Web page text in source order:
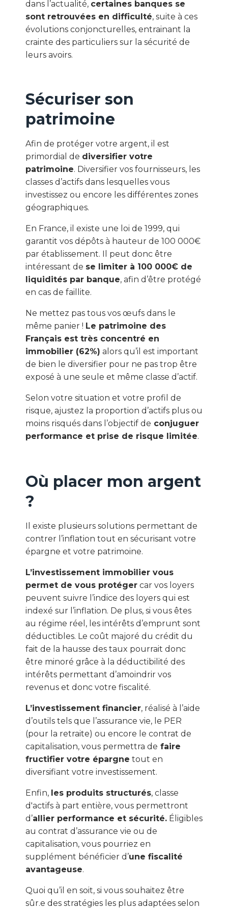
dans l’actualité, certaines banques se
sont retrouvées en difficulté, suite à ces
évolutions conjoncturelles, entrainant la
crainte des particuliers sur la sécurité de
leurs avoirs.
Sécuriser son
patrimoine
Afin de protéger votre argent, il est
primordial de diversifier votre
patrimoine. Diversifier vos fournisseurs, les
classes d’actifs dans lesquelles vous
investissez ou encore les différentes zones
géographiques.
En France, il existe une loi de 1999, qui
garantit vos dépôts à hauteur de 100 000€
par établissement. Il peut donc être
intéressant de se limiter à 100 000€ de
liquidités par banque, afin d’être protégé
en cas de faillite.
Ne mettez pas tous vos œufs dans le
même panier ! Le patrimoine des
Français est très concentré en
immobilier (62%) alors qu’il est important
de bien le diversifier pour ne pas trop être
exposé à une seule et même classe d’actif.
Selon votre situation et votre profil de
risque, ajustez la proportion d’actifs plus ou
moins risqués dans l’objectif de conjuguer
performance et prise de risque limitée.
Où placer mon argent
?
Il existe plusieurs solutions permettant de
contrer l’inflation tout en sécurisant votre
épargne et votre patrimoine.
L’investissement immobilier vous
permet de vous protéger car vos loyers
peuvent suivre l’indice des loyers qui est
indexé sur l’inflation. De plus, si vous êtes
au régime réel, les intérêts d’emprunt sont
déductibles. Le coût majoré du crédit du
fait de la hausse des taux pourrait donc
être minoré grâce à la déductibilité des
intérêts permettant d’amoindrir vos
revenus et donc votre fiscalité.
L’investissement financier, réalisé à l’aide
d’outils tels que l’assurance vie, le PER
(pour la retraite) ou encore le contrat de
capitalisation, vous permettra de faire
fructifier votre épargne tout en
diversifiant votre investissement.
Enfin, les produits structurés, classe
d'actifs à part entière, vous permettront
d’allier performance et sécurité. Éligibles
au contrat d’assurance vie ou de
capitalisation, vous pourriez en
supplément bénéficier d’une fiscalité
avantageuse.
Quoi qu’il en soit, si vous souhaitez être
sûr.e des stratégies les plus adaptées selon